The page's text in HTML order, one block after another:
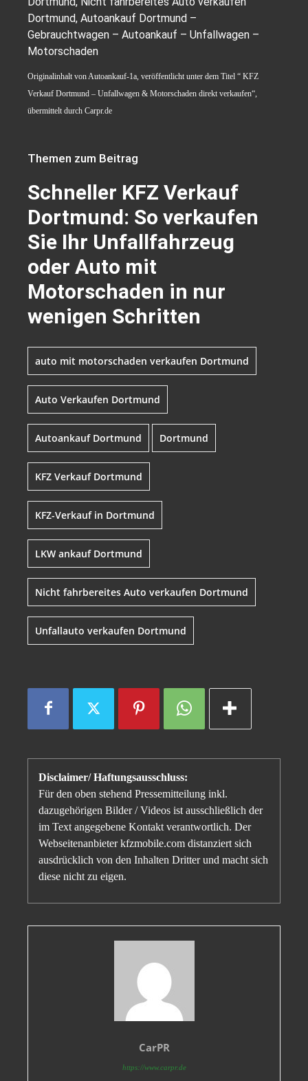
Dortmund, Autoankauf Dortmund –
Gebrauchtwagen – Autoankauf – Unfallwagen –
Motorschaden
Originalinhalt von Autoankauf-1a, veröffentlicht unter dem Titel “ KFZ
Verkauf Dortmund – Unfallwagen & Motorschaden direkt verkaufen“,
übermittelt durch Carpr.de
Themen zum Beitrag
Schneller KFZ Verkauf
Dortmund: So verkaufen
Sie Ihr Unfallfahrzeug
oder Auto mit
Motorschaden in nur
wenigen Schritten
auto mit motorschaden verkaufen Dortmund
Auto Verkaufen Dortmund
Autoankauf Dortmund Dortmund
KFZ Verkauf Dortmund
KFZ-Verkauf in Dortmund
LKW ankauf Dortmund
Nicht fahrbereites Auto verkaufen Dortmund
Unfallauto verkaufen Dortmund
Disclaimer/ Haftungsausschluss:
Für den oben stehend Pressemitteilung inkl.
dazugehörigen Bilder / Videos ist ausschließlich der
im Text angegebene Kontakt verantwortlich. Der
Webseitenanbieter kfzmobile.com distanziert sich
ausdrücklich von den Inhalten Dritter und macht sich
diese nicht zu eigen.
CarPR
https://www.carpr.de